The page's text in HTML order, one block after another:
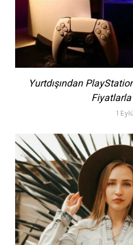
Yurtdışından
1